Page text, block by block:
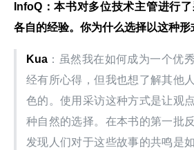
InfoQ ：本书对多位技术主管进行
各自的经验。你为什么选择以这种形
Kua ：虽然我在如何成为一个优
经有所心得，但我也想了解其他
色的。使用采访这种方式是让观
种自然的选择。在本书的第一批
发现人们对于这些故事的共鸣是